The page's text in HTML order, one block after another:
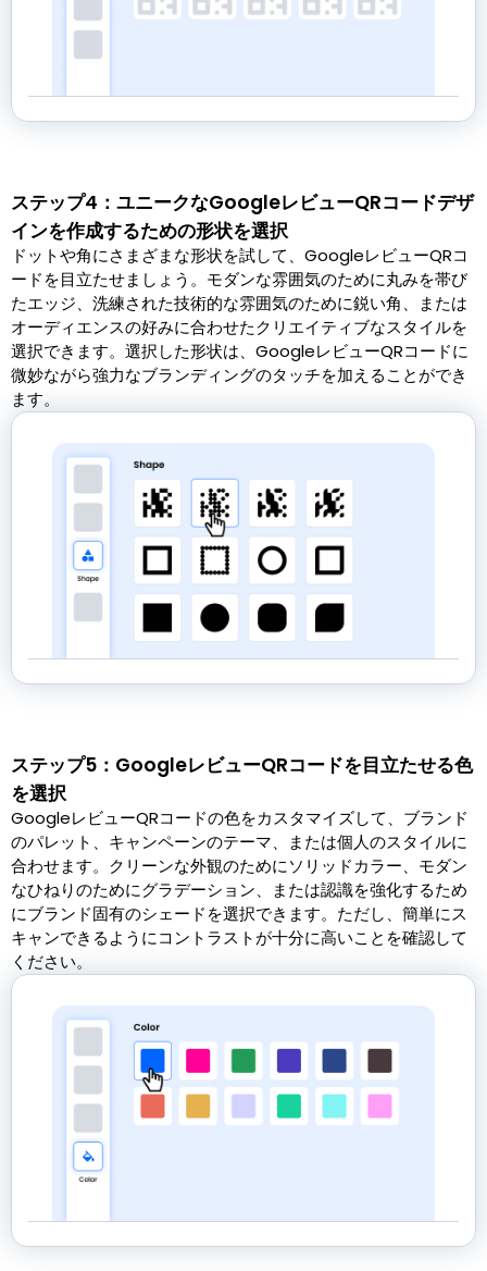
ステップ4：ユニークなGoogleレビューQRコードデザ
インを作成するための形状を選択
ドットや角にさまざまな形状を試して、GoogleレビューQRコ
ードを目立たせましょう。モダンな雰囲気のために丸みを帯び
たエッジ、洗練された技術的な雰囲気のために鋭い角、または
オーディエンスの好みに合わせたクリエイティブなスタイルを
選択できます。選択した形状は、GoogleレビューQRコードに
微妙ながら強力なブランディングのタッチを加えることができ
ます。
ステップ5：GoogleレビューQRコードを目立たせる色
を選択
GoogleレビューQRコードの色をカスタマイズして、ブランド
のパレット、キャンペーンのテーマ、または個人のスタイルに
合わせます。クリーンな外観のためにソリッドカラー、モダン
なひねりのためにグラデーション、または認識を強化するため
にブランド固有のシェードを選択できます。ただし、簡単にス
キャンできるようにコントラストが十分に高いことを確認して
ください。